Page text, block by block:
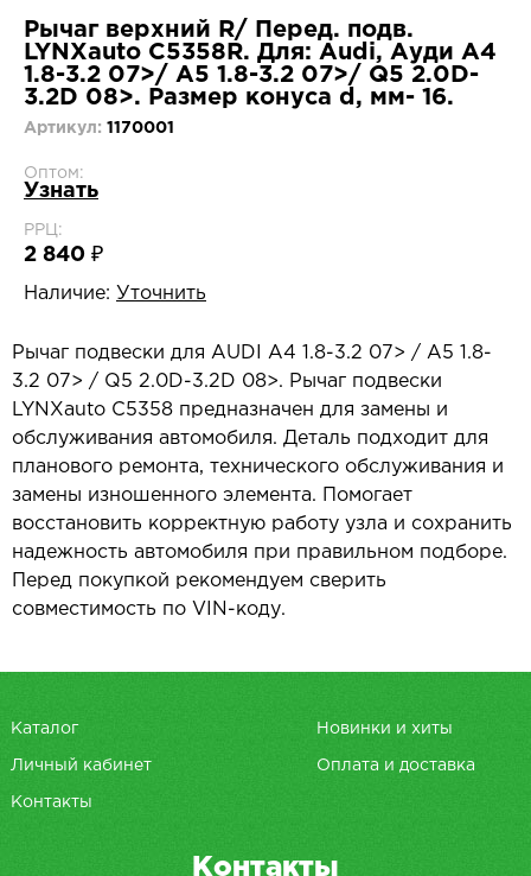
Рычаг верхний R/ Перед. подв.
LYNXauto C5358R. Для: Audi, Ауди A4
1.8-3.2 07>/ A5 1.8-3.2 07>/ Q5 2.0D-
3.2D 08>. Размер конуса d, мм- 16.
Артикул: 1170001
Оптом:
Узнать
РРЦ:
2 840 ₽
Наличие: Уточнить
Рычаг подвески для AUDI A4 1.8-3.2 07> / A5 1.8-
3.2 07> / Q5 2.0D-3.2D 08>. Рычаг подвески
LYNXauto C5358 предназначен для замены и
обслуживания автомобиля. Деталь подходит для
планового ремонта, технического обслуживания и
замены изношенного элемента. Помогает
восстановить корректную работу узла и сохранить
надежность автомобиля при правильном подборе.
Перед покупкой рекомендуем сверить
совместимость по VIN-коду.
Каталог Новинки и хиты
Личный кабинет Оплата и доставка
Контакты
Контакты